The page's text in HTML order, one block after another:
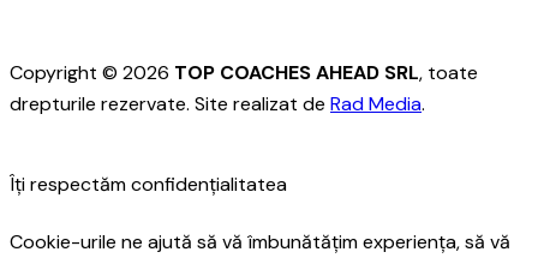
Copyright © 2026 TOP COACHES AHEAD SRL, toate
drepturile rezervate. Site realizat de Rad Media.
Îți respectăm confidențialitatea
Cookie-urile ne ajută să vă îmbunătățim experiența, să vă